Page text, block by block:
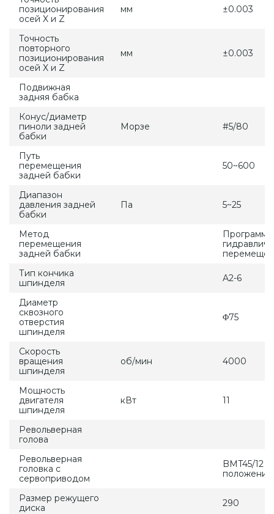
позиционирования
осей X и Z
мм ±0.003
Точность
повторного
позиционирования
осей X и Z
мм ±0.003
Подвижная
задняя бабка
Конус/диаметр
пиноли задней
бабки
Морзе #5/80
Путь
перемещения
задней бабки
50~600
Диапазон
давления задней
бабки
Па 5~25
Метод
перемещения
задней бабки
Тип кончика
шпинделя
A2-6
Диаметр
сквозного
отверстия
шпинделя
Φ75
Скорость
вращения
шпинделя
об/мин 4000
Мощность
двигателя
шпинделя
кВт 11
Револьверная
голова
Револьверная
головка с
сервоприводом
BMT45/12
положений
Размер режущего
диска
290